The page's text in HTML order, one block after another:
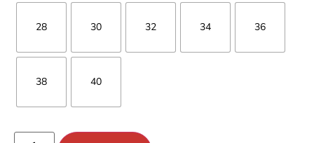
28 30 32 34 36
38 40